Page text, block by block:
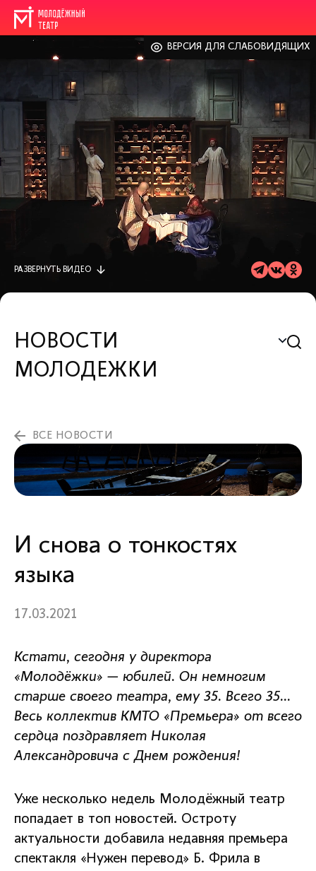
ВЕРСИЯ ДЛЯ СЛАБОВИДЯЩИХ
РАЗВЕРНУТЬ ВИДЕО
НОВОСТИ
МОЛОДЕЖКИ
ВСЕ НОВОСТИ
И снова о тонкостях
языка
17.03.2021
Кстати, сегодня у директора
«Молодёжки» — юбилей. Он немногим
старше своего театра, ему 35. Всего 35...
Весь коллектив КМТО «Премьера» от всего
сердца поздравляет Николая
Александровича с Днем рождения!
Уже несколько недель Молодёжный театр
попадает в топ новостей. Остроту
актуальности добавила недавняя премьера
спектакля «Нужен перевод» Б. Фрила в